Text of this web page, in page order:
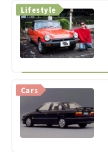
Lifestyle
Cars